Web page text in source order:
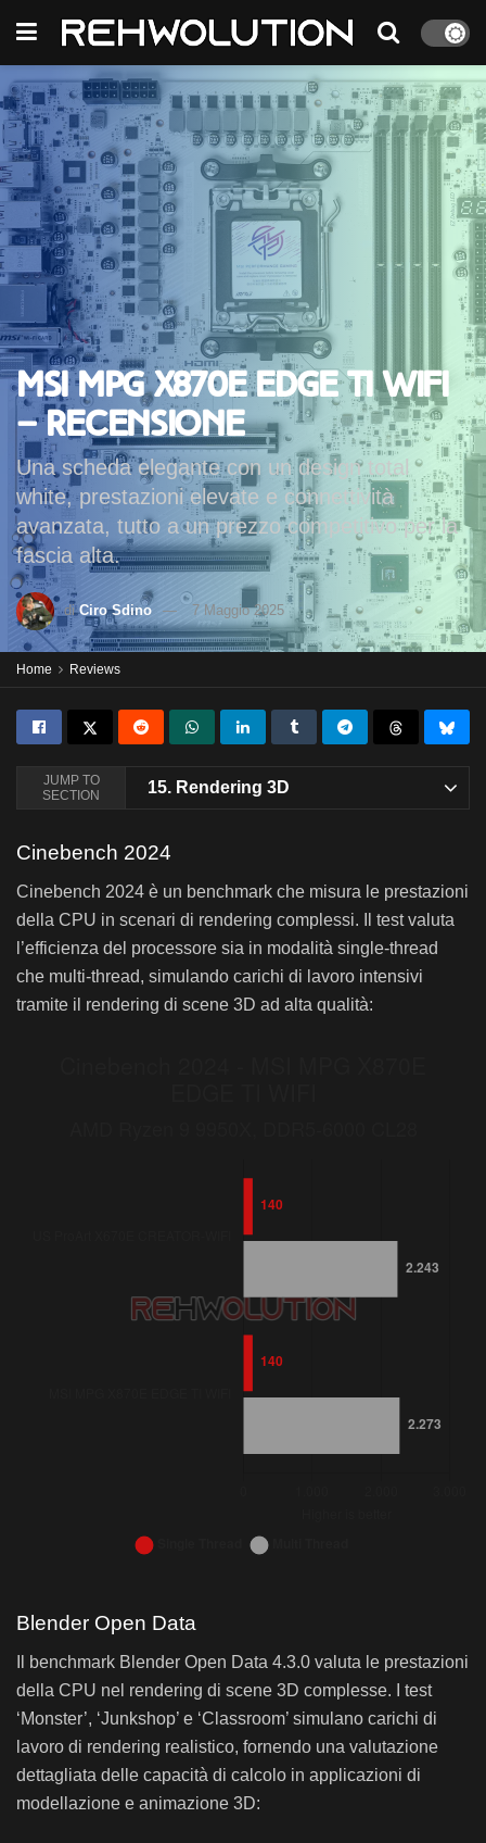
MSI MPG X870E EDGE TI WIFI
– Recensione
Una scheda elegante con un design total
white, prestazioni elevate e connettività
avanzata, tutto a un prezzo competitivo per la
fascia alta.
di Ciro Sdino 7 Maggio 2025
Home Reviews
JUMP TO
SECTION
15. Rendering 3D
Cinebench 2024
Cinebench 2024 è un benchmark che misura le prestazioni
della CPU in scenari di rendering complessi. Il test valuta
l’efficienza del processore sia in modalità single-thread
che multi-thread, simulando carichi di lavoro intensivi
tramite il rendering di scene 3D ad alta qualità:
ASUS ProArt X670E CREATOR-WIFI
Single Thread 140
2.243
Blender Open Data
Il benchmark Blender Open Data 4.3.0 valuta le prestazioni
della CPU nel rendering di scene 3D complesse. I test
‘Monster’, ‘Junkshop’ e ‘Classroom’ simulano carichi di
lavoro di rendering realistico, fornendo una valutazione
dettagliata delle capacità di calcolo in applicazioni di
modellazione e animazione 3D: